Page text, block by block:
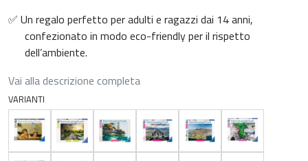
✅ Un regalo perfetto per adulti e ragazzi dai 14 anni,
confezionato in modo eco-friendly per il rispetto
dell’ambiente.
Vai alla descrizione completa
VARIANTI